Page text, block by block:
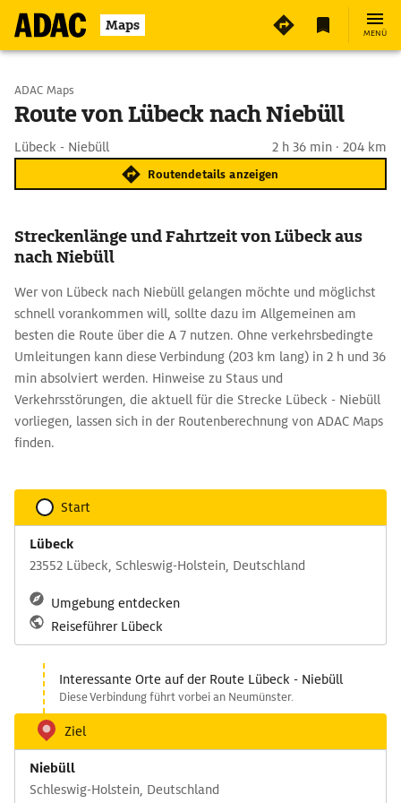
Maps MENÜ
Start wählen
ADAC Maps
Route von Lübeck nach Niebüll
Lübeck - Niebüll 2 h 36 min · 204 km
Routendetails anzeigen
Streckenlänge und Fahrtzeit von Lübeck aus
nach Niebüll
Wer von Lübeck nach Niebüll gelangen möchte und möglichst
schnell vorankommen will, sollte dazu im Allgemeinen am
besten die Route über die A 7 nutzen. Ohne verkehrsbedingte
Umleitungen kann diese Verbindung (203 km lang) in 2 h und 36
min absolviert werden. Hinweise zu Staus und
Verkehrsstörungen, die aktuell für die Strecke Lübeck - Niebüll
vorliegen, lassen sich in der Routenberechnung von ADAC Maps
finden.
Start
Lübeck
23552 Lübeck, Schleswig-Holstein, Deutschland
Umgebung entdecken
Reiseführer Lübeck
Interessante Orte auf der Route Lübeck - Niebüll
Diese Verbindung führt vorbei an Neumünster.
Ziel
Niebüll
Schleswig-Holstein, Deutschland